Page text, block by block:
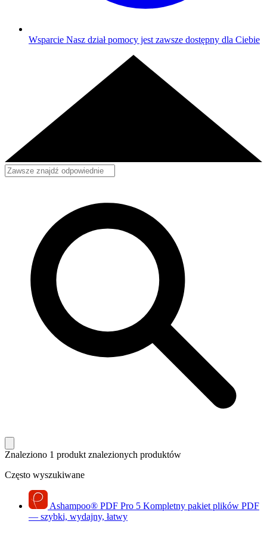
Wsparcie Nasz dział pomocy jest zawsze dostępny dla Ciebie
Znaleziono 1 produkt znalezionych produktów
Często wyszukiwane
Ashampoo® PDF Pro 5 Kompletny pakiet plików PDF
— szybki, wydajny, łatwy